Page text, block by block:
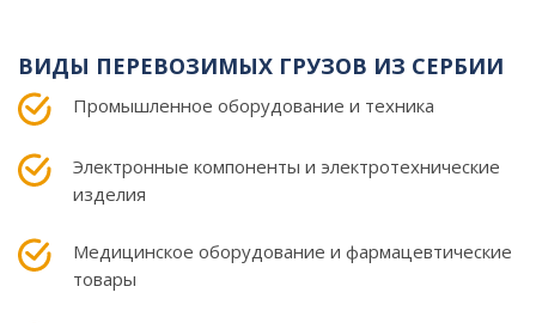
ВИДЫ ПЕРЕВОЗИМЫХ ГРУЗОВ ИЗ СЕРБИИ
Промышленное оборудование и техника
Электронные компоненты и электротехнические
изделия
Медицинское оборудование и фармацевтические
товары